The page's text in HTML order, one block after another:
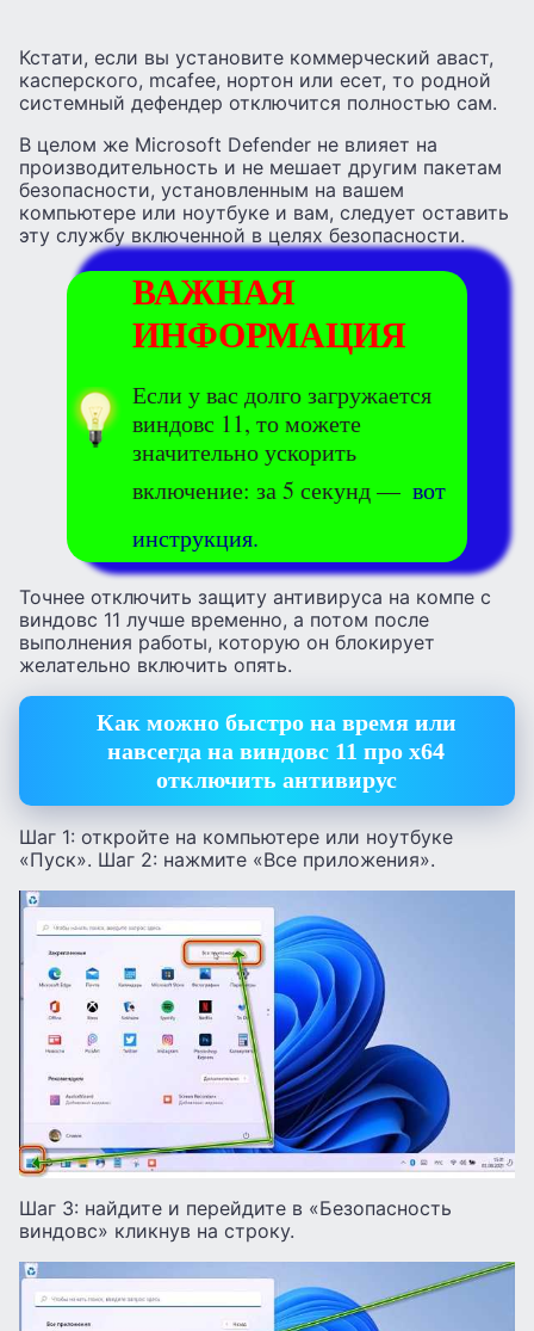
Кстати, если вы установите коммерческий аваст,
касперского, mcafee, нортон или есет, то родной
системный дефендер отключится полностью сам.
В целом же Microsoft Defender не влияет на
производительность и не мешает другим пакетам
безопасности, установленным на вашем
компьютере или ноутбуке и вам, следует оставить
эту службу включенной в целях безопасности.
ВАЖНАЯ
ИНФОРМАЦИЯ
Если у вас долго загружается
виндовс 11, то можете
значительно ускорить
включение: за 5 секунд — вот
инструкция.
Точнее отключить защиту антивируса на компе с
виндовс 11 лучше временно, а потом после
выполнения работы, которую он блокирует
желательно включить опять.
Как можно быстро на время или
навсегда на виндовс 11 про х64
отключить антивирус
Шаг 1: откройте на компьютере или ноутбуке
«Пуск». Шаг 2: нажмите «Все приложения».
Шаг 3: найдите и перейдите в «Безопасность
виндовс» кликнув на строку.